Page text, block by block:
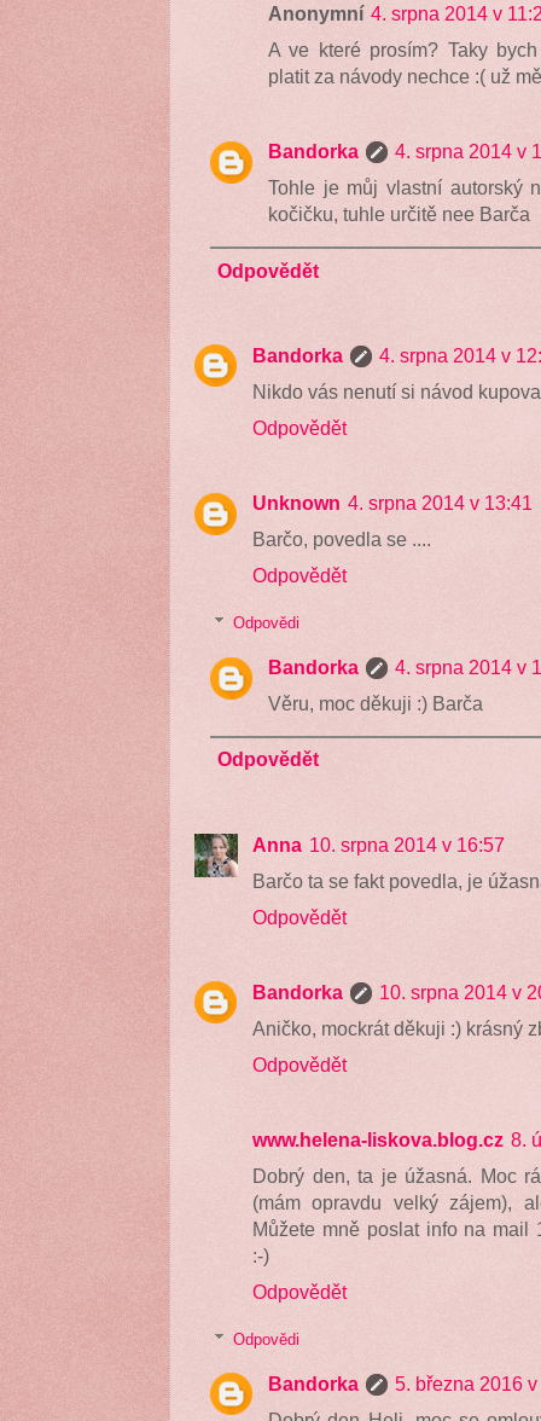
Anonymní 4. srpna 2014 v
A ve které prosím? Taky
platit za návody nechce :( už
Bandorka
4. srpna 2014 v
Tohle je můj vlastní autorský
kočičku, tuhle určitě nee Barča
Odpovědět
Bandorka
4. srpna 2014 v
Nikdo vás nenutí si návod
Odpovědět
Unknown 4. srpna 2014 v 13:41
Barčo, povedla se ....
Odpovědět
Odpovědi
Bandorka
4. srpna 2014 v
Věru, moc děkuji :) Barča
Odpovědět
Anna 10. srpna 2014 v 16:57
Barčo ta se fakt povedla, je
Odpovědět
Bandorka
10. srpna 2014 v
Aničko, mockrát děkuji :) krásný
Odpovědět
www.helena-liskova.blog.cz 8.
Dobrý den, ta je úžasná. Moc
(mám opravdu velký zájem),
Můžete mně poslat info na mail
:-)
Odpovědět
Odpovědi
Bandorka
5. března 2016 v